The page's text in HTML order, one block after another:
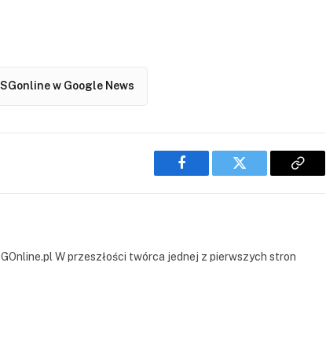
w Google News
Facebook Twitter
Copy
W przeszłości twórca jednej z pierwszych stron